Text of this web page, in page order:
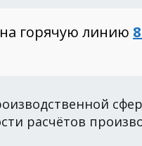
горячую линию
расчётов